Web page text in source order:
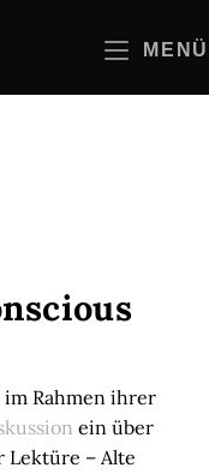
MENÜ
im Rahmen ihrer
ein über
Lektüre – Alte